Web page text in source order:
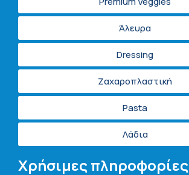
Άλευρα
Dressing
Ζαχαροπλαστική
Pasta
Λάδια
Χρήσιμες πληροφορίες